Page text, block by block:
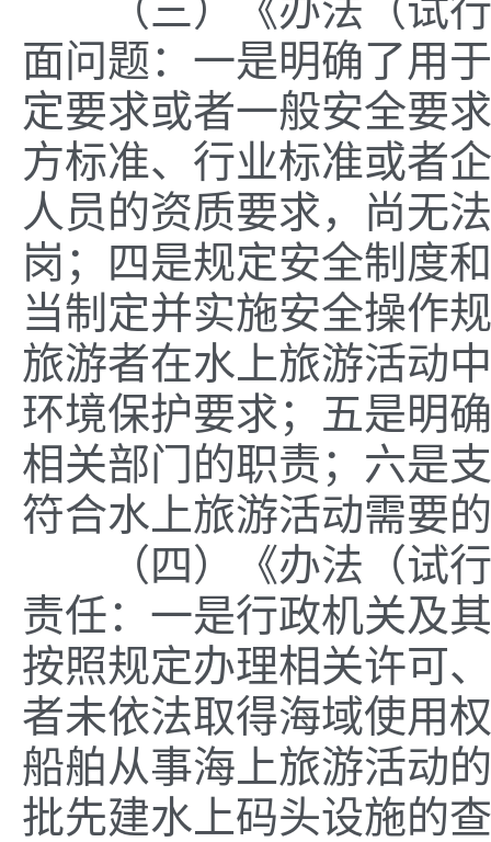
（三）《办法 （试
面问题：一是明确了用
定要求或者一般安全要
方标准、行业标准或者
人员的资质要求，尚无
岗；四是规定安全制度
当制定并实施安全操作
旅游者在水上旅游活动
环境保护要求；五是明
相关部门的职责；六是
符合水上旅游活动需要
（四）《办法 （试
责任：一是行政机关及
按照规定办理相关许可
者未依法取得海域使用
船舶从事海上旅游活动
批先建水上码头设施的